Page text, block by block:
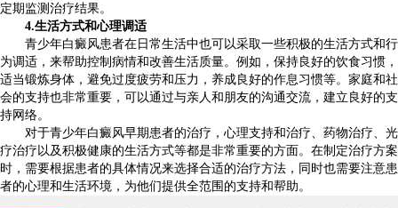
定期监测治疗结果。
4.生活方式和心理调适
青少年白癜风患者在日常生活中也可以采取一些积极的生活方式和行
为调适，来帮助控制病情和改善生活质量。例如，保持良好的饮食习惯，
适当锻炼身体，避免过度疲劳和压力，养成良好的作息习惯等。家庭和社
会的支持也非常重要，可以通过与亲人和朋友的沟通交流，建立良好的支
持网络。
对于青少年白癜风早期患者的治疗，心理支持和治疗、药物治疗、光
疗治疗以及积极健康的生活方式等都是非常重要的方面。在制定治疗方案
时，需要根据患者的具体情况来选择合适的治疗方法，同时也需要注意患
者的心理和生活环境，为他们提供全范围的支持和帮助。